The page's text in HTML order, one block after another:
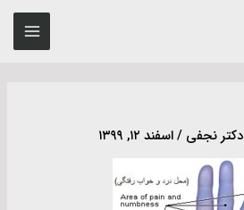
دکتر نجفی/اسفند ۱۲, ۱۳۹۹